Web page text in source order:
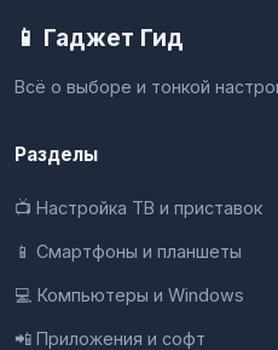
📱 Гаджет Гид
Всё о выборе и тонкой
Разделы
📺 Настройка ТВ и приставок
📱 Смартфоны и планшеты
💻 Компьютеры и Windows
📲 Приложения и софт